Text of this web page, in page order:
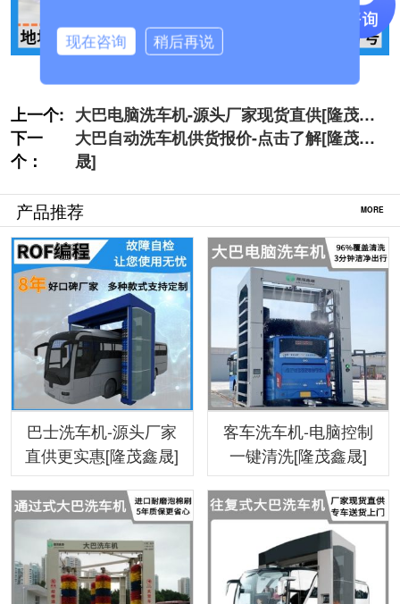
上一个: 大巴电脑洗车机-源头厂家现货直供[隆茂鑫
晟]
下一
个：
大巴自动洗车机供货报价-点击了解[隆茂鑫
晟]
产品推荐 MORE
巴士洗车机-源头厂家
直供更实惠[隆茂鑫晟]
客车洗车机-电脑控制
一键清洗[隆茂鑫晟]
现在咨询 稍后再说